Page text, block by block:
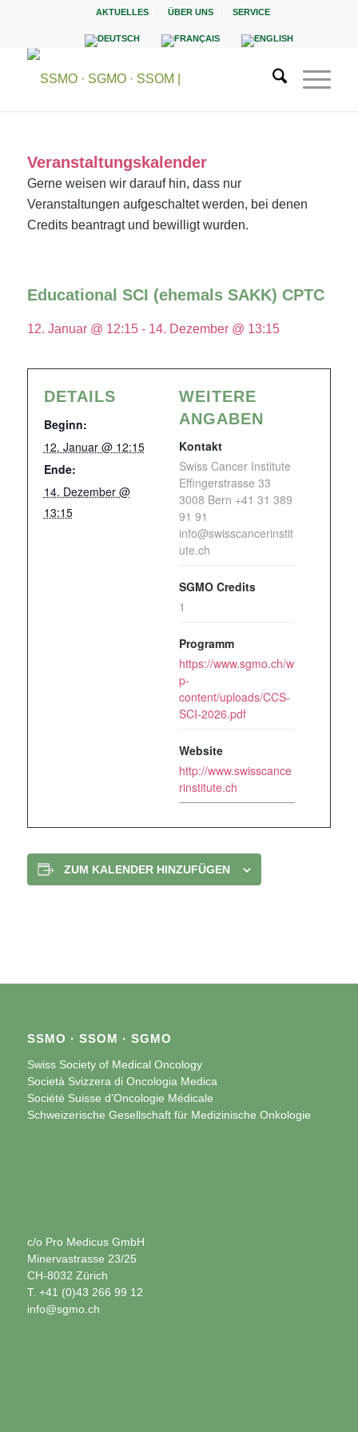
AKTUELLES ÜBER UNS SERVICE
Veranstaltungskalender
Gerne weisen wir darauf hin, dass nur
Veranstaltungen aufgeschaltet werden, bei denen
Credits beantragt und bewilligt wurden.
Educational SCI (ehemals SAKK) CPTC
12. Januar @ 12:15- 14. Dezember @ 13:15
DETAILS
Beginn:
12. Januar @ 12:15
Ende:
14. Dezember @
13:15
WEITERE
ANGABEN
Kontakt
Swiss Cancer Institute
Effingerstrasse 33
3008 Bern +41 31 389
91 91
info@swisscancerinstit
ute.ch
SGMO Credits
1
Programm
https://www.sgmo.ch/w
p-
content/uploads/CCS-
SCI-2026.pdf
Website
http://www.swisscance
rinstitute.ch
ZUM KALENDER HINZUFÜGEN
SSMO · SSOM · SGMO
Swiss Society of Medical Oncology
Società Svizzera di Oncologia Medica
Société Suisse d’Oncologie Médicale
Schweizerische Gesellschaft für Medizinische Onkologie
c/o Pro Medicus GmbH
Minervastrasse 23/25
CH-8032 Zürich
T. +41 (0)43 266 99 12
info@sgmo.ch